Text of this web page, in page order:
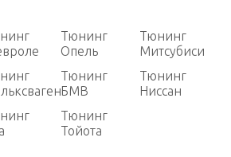
Тюнинг
Опель
Тюнинг
Митсубиси
Тюнинг
БМВ
Тюнинг
Ниссан
Тюнинг
Тойота